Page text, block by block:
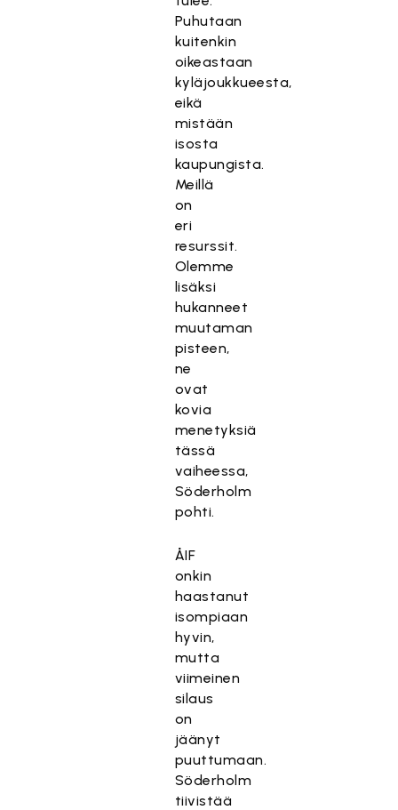
Puhutaan
kuitenkin
oikeastaan
kyläjoukkueesta,
eikä
mistään
isosta
kaupungista.
Meillä
on
eri
resurssit.
Olemme
lisäksi
hukanneet
muutaman
pisteen,
ne
ovat
kovia
menetyksiä
tässä
vaiheessa,
Söderholm
pohti.
ÅIF
onkin
haastanut
isompiaan
hyvin,
mutta
viimeinen
silaus
on
jäänyt
puuttumaan.
Söderholm
tiivistää